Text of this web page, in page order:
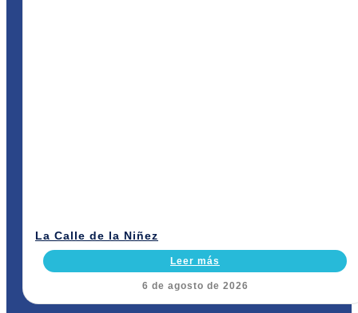
La Calle de la Niñez
Leer más
6 de agosto de 2026